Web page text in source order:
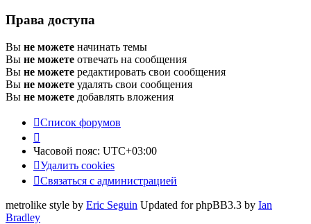
Права доступа
Вы не можете начинать темы
Вы не можете отвечать на сообщения
Вы не можете редактировать свои сообщения
Вы не можете удалять свои сообщения
Вы не можете добавлять вложения
Список форумов
Часовой пояс: UTC+03:00
Удалить cookies
Связаться с администрацией
metrolike style by Eric Seguin Updated for phpBB3.3 by Ian
Bradley